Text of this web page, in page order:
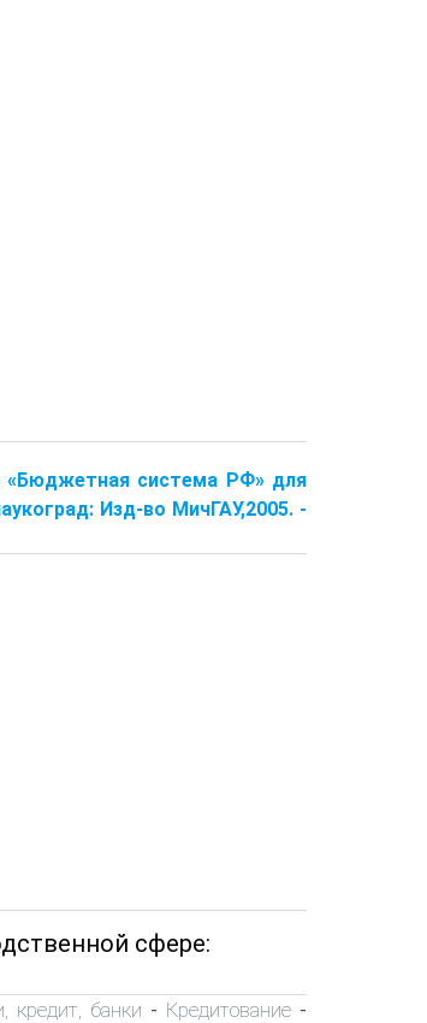
«Бюджетная система РФ» для
Изд-во МичГАУ,2005. -
сфере:
кредит, банки - Кредитование -